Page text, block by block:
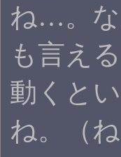
ね…。な
も言え
動くと
ね。（